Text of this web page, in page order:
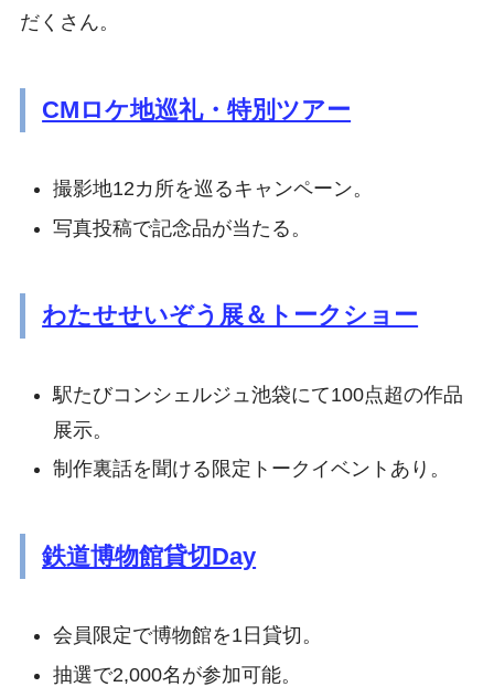
だくさん。
CMロケ地巡礼・特別ツアー
撮影地12カ所を巡るキャンペーン。
写真投稿で記念品が当たる。
わたせせいぞう展＆トークショー
駅たびコンシェルジュ池袋にて100点超の作品
展示。
制作裏話を聞ける限定トークイベントあり。
鉄道博物館貸切Day
会員限定で博物館を1日貸切。
抽選で2,000名が参加可能。